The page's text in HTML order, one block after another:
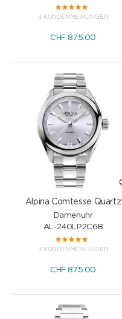
3 KUNDENMEINUNGEN
CHF 875.00
Alpina Comtesse Quartz
Damenuhr
AL-240LP2C6B
3 KUNDENMEINUNGEN
CHF875.00